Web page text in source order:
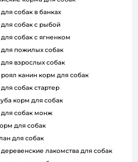
для собак в банках
для собак с рыбой
для собак с ягненком
для пожилых собак
для взрослых собак
роял канин корм для собак
для собак стартер
корм для собак
для собак монж
для собак
для собак
деревенские лакомства для собак